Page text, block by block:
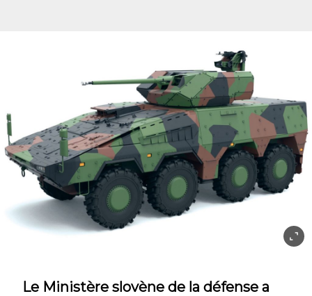
Le Ministère slovène de la défense a